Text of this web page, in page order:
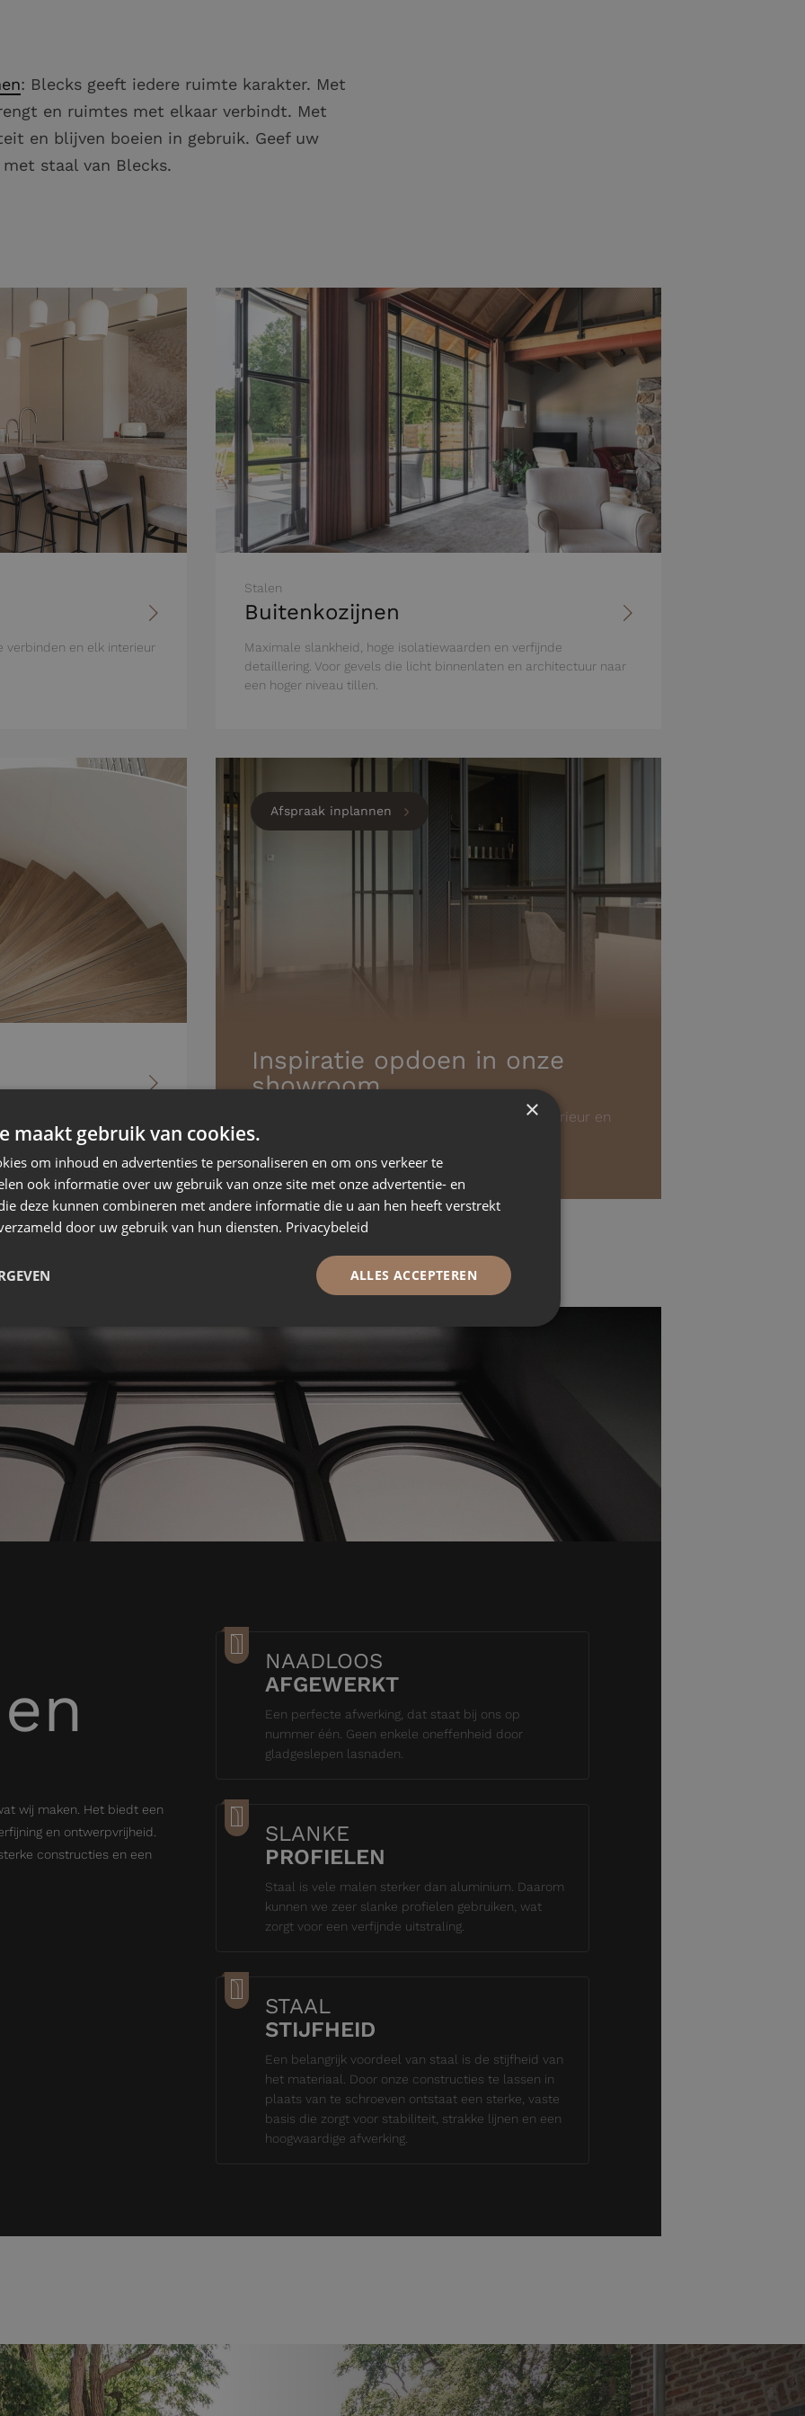
: Blecks geeft iedere ruimte karakter. Met
en ruimtes met elkaar verbindt. Met
en blijven boeien in gebruik. Geef uw
staal van Blecks.
verbinden en elk interieur
Stalen
Buitenkozijnen
Maximale slankheid, hoge isolatiewaarden en verfijnde
detaillering. Voor gevels die licht binnenlaten en architectuur naar
een hoger niveau tillen.
sterke lijnen en
en verbindt.
oog voor detail.
Afspraak inplannen
Inspiratie opdoen in onze
showroom
Ontdek wat staal kan betekenen voor uw interieur en
laat u inspireren door onze designs.
wij maken. Het biedt een
en ontwerpvrijheid.
constructies en een
NAADLOOS
AFGEWERKT
Een perfecte afwerking, dat staat bij ons op
nummer één. Geen enkele oneffenheid door
gladgeslepen lasnaden.
SLANKE
PROFIELEN
Staal is vele malen sterker dan aluminium. Daarom
kunnen we zeer slanke profielen gebruiken, wat
zorgt voor een verfijnde uitstraling.
STAAL
STIJFHEID
Een belangrijk voordeel van staal is de stijfheid van
het materiaal. Door onze constructies te lassen in
plaats van te schroeven ontstaat een sterke, vaste
basis die zorgt voor stabiliteit, strakke lijnen en een
hoogwaardige afwerking.
×
maakt gebruik van cookies.
om inhoud en advertenties te personaliseren en om ons verkeer te
ook informatie over uw gebruik van onze site met onze advertentie- en
deze kunnen combineren met andere informatie die u aan hen heeft verstrekt
door uw gebruik van hun diensten. Privacybeleid
ALLES ACCEPTEREN